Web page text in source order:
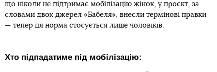
що ніколи не підтримає мобілізацію жінок, у проєкт, за
словами двох джерел «Бабеля», внесли термінові правки
— тепер ця норма стосується лише чоловіків.
Хто підпадатиме під мобілізацію: